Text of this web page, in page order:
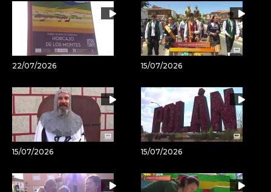
22/07/2026 15/07/2026
15/07/2026 15/07/2026